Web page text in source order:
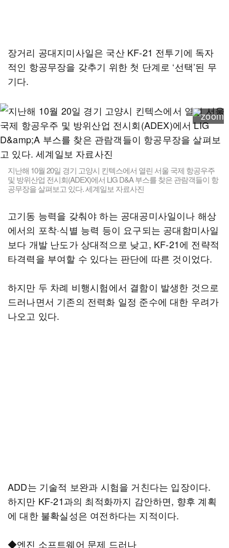
장거리 공대지미사일은 국산 KF-21 전투기에 독자
적인 항공무장을 갖추기 위한 첫 단계로 ‘선택’된 무
기다.
지난해 10월 20일 경기 고양시 킨텍스에서 열린 서울 국제 항공우주
및 방위산업 전시회(ADEX)에서 LIG D&A 부스를 찾은 관람객들이 항
공무장을 살펴보고 있다. 세계일보 자료사진
고기동 능력을 갖춰야 하는 공대공미사일이나 해상
에서의 포착·식별 능력 등이 요구되는 공대함미사일
보다 개발 난도가 상대적으로 낮고, KF-21에 전략적
타격력을 부여할 수 있다는 판단에 따른 것이었다.
하지만 두 차례 비행시험에서 결함이 발생한 것으로
드러나면서 기존의 전력화 일정 준수에 대한 우려가
나오고 있다.
ADD는 기술적 보완과 시험을 거친다는 입장이다.
하지만 KF-21과의 최적화까지 감안하면, 향후 계획
에 대한 불확실성은 여전하다는 지적이다.
◆엔진 소프트웨어 문제 드러나